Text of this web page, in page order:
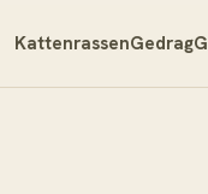
KattenrassenGedrag